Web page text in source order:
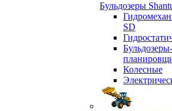
Бульдозеры
SD
Бульдозеры-
Колесные